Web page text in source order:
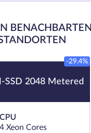
BENACHBARTEN
SSD 2048 Metered
-29.4%
CPU
4 Xeon Cores